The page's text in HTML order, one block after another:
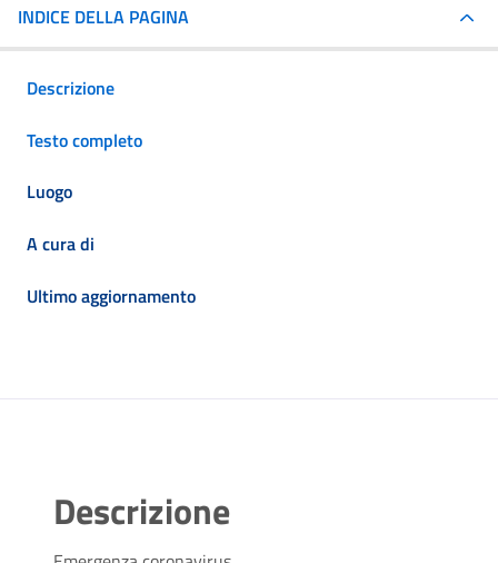
INDICE DELLA PAGINA
Descrizione
Testo completo
Luogo
A cura di
Ultimo aggiornamento
Descrizione